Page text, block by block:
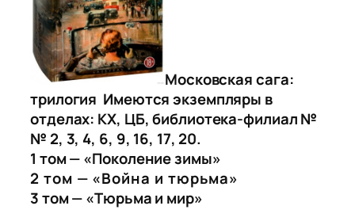
Московская сага:
трилогия Имеются экземпляры в
отделах: КХ, ЦБ, библиотека-филиал №
№ 2, 3, 4, 6, 9, 16, 17, 20.
1 том — «Поколение зимы»
2 том — «Война и тюрьма»
3 том — «Тюрьма и мир»